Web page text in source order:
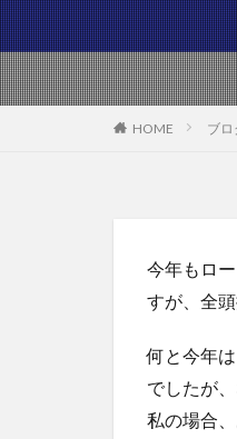
HOME ブロ
今年もロ
すが、全
何と今年
でしたが
私の場合